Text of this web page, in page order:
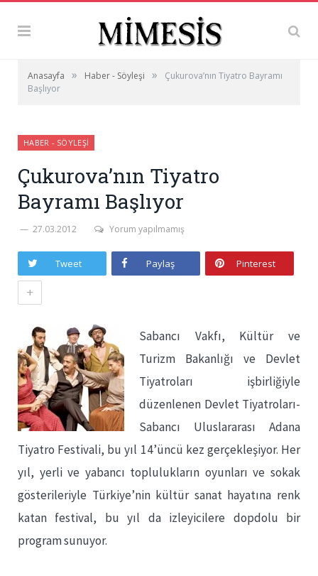
Anasayfa » Haber - Söyleşi »
Çukurova’nın Tiyatro Bayramı
Başlıyor
HABER - SÖYLEŞI
Çukurova’nın Tiyatro
Bayramı Başlıyor
27.03.2012 Yorum yapılmamış
Tweet Paylaş Pinterest
+
Sabancı Vakfı, Kültür ve
Turizm Bakanlığı ve Devlet
Tiyatroları işbirliğiyle
düzenlenen Devlet Tiyatroları-
Sabancı Uluslararası Adana
Tiyatro Festivali, bu yıl 14’üncü kez gerçekleşiyor. Her
yıl, yerli ve yabancı toplulukların oyunları ve sokak
gösterileriyle Türkiye’nin kültür sanat hayatına renk
katan festival, bu yıl da izleyicilere dopdolu bir
program sunuyor.